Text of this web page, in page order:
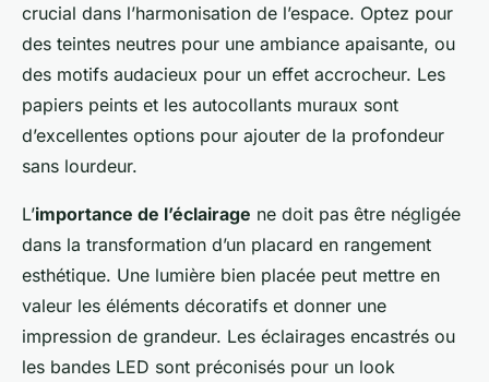
crucial dans l’harmonisation de l’espace. Optez pour
des teintes neutres pour une ambiance apaisante, ou
des motifs audacieux pour un effet accrocheur. Les
papiers peints et les autocollants muraux sont
d’excellentes options pour ajouter de la profondeur
sans lourdeur.
L’importance de l’éclairage ne doit pas être négligée
dans la transformation d’un placard en rangement
esthétique. Une lumière bien placée peut mettre en
valeur les éléments décoratifs et donner une
impression de grandeur. Les éclairages encastrés ou
les bandes LED sont préconisés pour un look